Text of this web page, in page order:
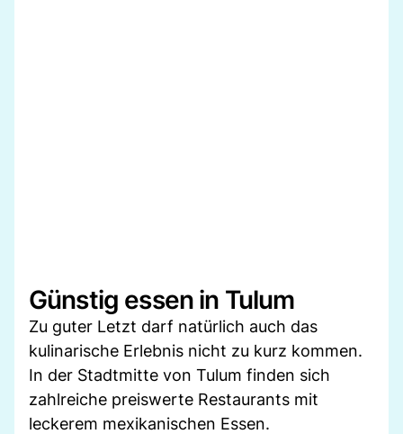
Günstig essen in Tulum
Zu guter Letzt darf natürlich auch das
kulinarische Erlebnis nicht zu kurz kommen.
In der Stadtmitte von Tulum finden sich
zahlreiche preiswerte Restaurants mit
leckerem mexikanischen Essen.